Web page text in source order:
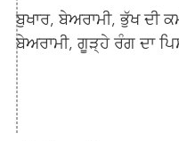
ਬੁਖਾਰ, ਬੇਅਰਾਮੀ, ਭੁੱਖ ਦੀ
ਬੇਅਰਾਮੀ, ਗੂੜ੍ਹੇ ਰੰਗ ਦਾ